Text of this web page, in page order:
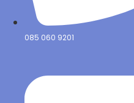
085 060 9201